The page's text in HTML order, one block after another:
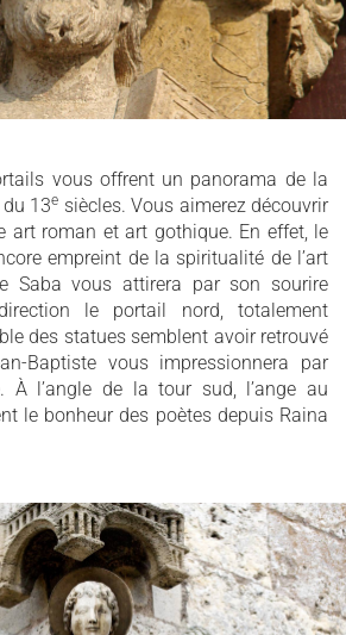
vous offrent un panorama de la
13e siècles. Vous aimerez découvrir
art roman et art gothique. En effet, le
empreint de la spiritualité de l’art
Saba vous attirera par son sourire
le portail nord, totalement
des statues semblent avoir retrouvé
Baptiste vous impressionnera par
À l’angle de la tour sud, l’ange au
le bonheur des poètes depuis Raina